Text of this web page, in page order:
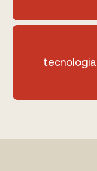
tecnologia